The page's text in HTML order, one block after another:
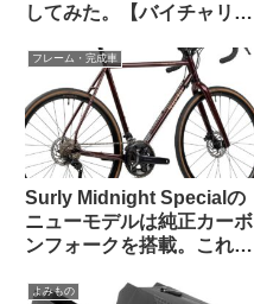
してみた。【バイチャリ】
フレーム・完成車
Surly Midnight Specialの
ニューモデルは純正カーボ
ンフォークを搭載。これで
よみもの